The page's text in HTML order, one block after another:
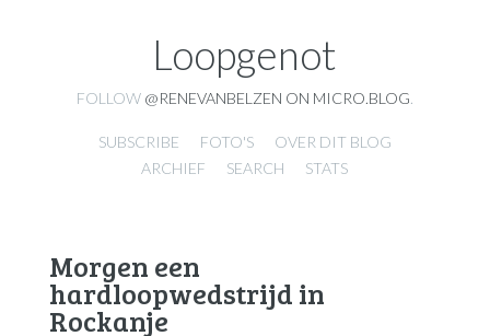
Loopgenot
FOLLOW @RENEVANBELZEN ON MICRO.BLOG
SUBSCRIBE FOTO'S
OVER DIT BLOG
ARCHIEF
SEARCH STATS
Morgen een
hardloopwedstrijd in
Rockanje